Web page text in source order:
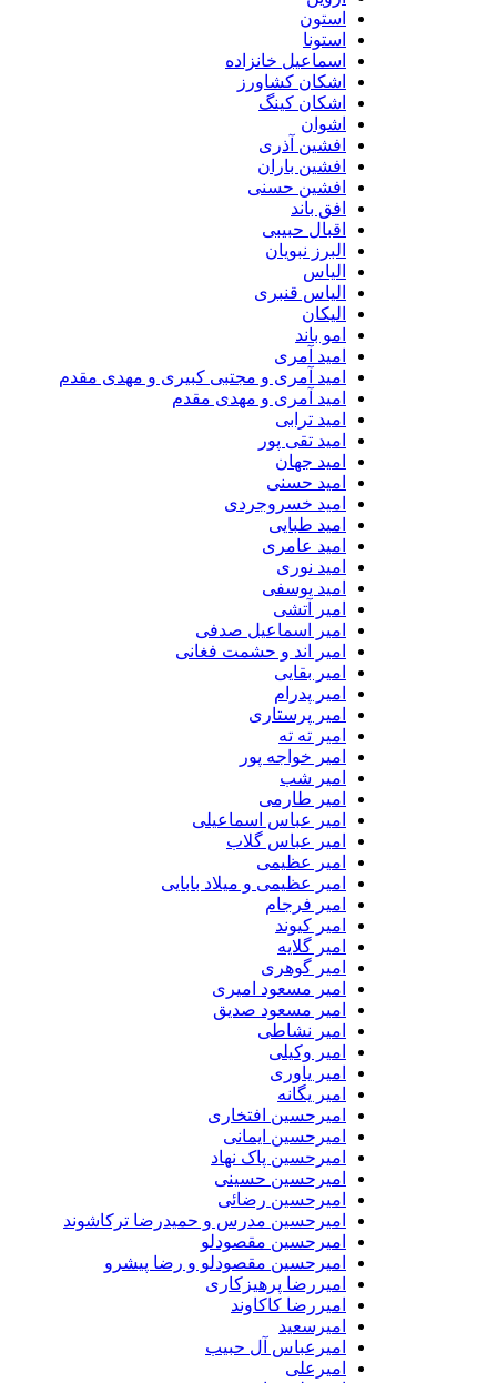
استون
استونا
اسماعیل خانزاده
اشکان کشاورز
اشکان کینگ
اشوان
افشین آذری
افشین باران
افشین حسنی
افق باند
اقبال حبیبی
البرز نبویان
الیاس
الیاس قنبرى
الیکان
امو باند
امید آمری
امید آمری و مجتبی کبیری و مهدى مقدم
امید آمری و مهدی مقدم
امید ترابی
امید تقی پور
امید جهان
امید حسنی
امید خسروجردی
امید طبایی
امید عامری
امید نوری
امید یوسفی
امیر آتشی
امیر اسماعیل صدفی
امیر اند و حشمت فغانی
امیر بقایی
امیر پدرام
امیر پرستاری
امیر ته ته
امیر خواجه پور
امیر شب
امیر طارمی
امیر عباس اسماعیلی
امیر عباس گلاب
امیر عظیمی
امیر عظیمی و میلاد بابایی
امیر فرجام
امیر کیوند
امیر گلایه
امیر گوهری
امیر مسعود امیری
امیر مسعود صدیق
امیر نشاطی
امیر وکیلی
امیر یاوری
امیر یگانه
امیرحسین افتخاری
امیرحسین ایمانی
امیرحسین پاک نهاد
امیرحسین حسینی
امیرحسین رضائی
امیرحسین مدرس و حمیدرضا ترکاشوند
امیرحسین مقصودلو
امیرحسین مقصودلو و رضا پیشرو
امیررضا پرهیزکاری
امیررضا کاکاوند
امیرسعید
امیرعباس آل حبیب
امیرعلی